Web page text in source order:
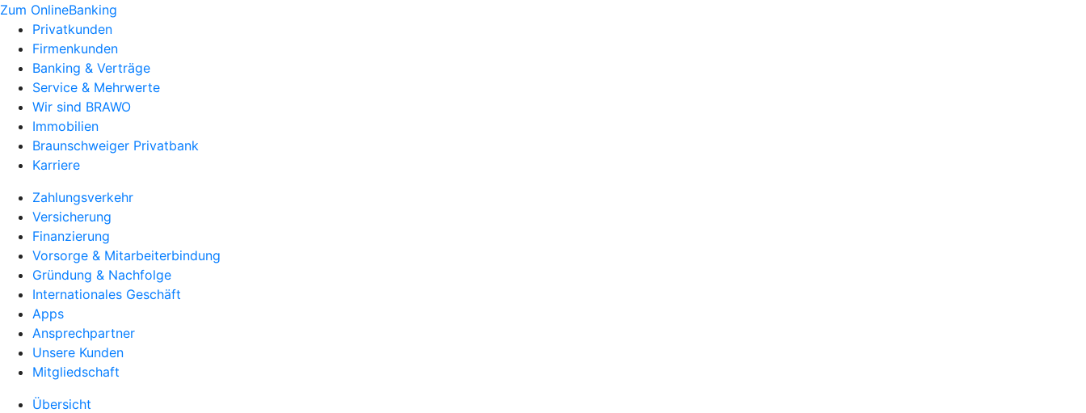
Zum OnlineBanking
Privatkunden
Firmenkunden
Banking & Verträge
Service & Mehrwerte
Wir sind BRAWO
Immobilien
Braunschweiger Privatbank
Karriere
Zahlungsverkehr
Versicherung
Finanzierung
Vorsorge & Mitarbeiterbindung
Gründung & Nachfolge
Internationales Geschäft
Apps
Ansprechpartner
Unsere Kunden
Mitgliedschaft
Übersicht